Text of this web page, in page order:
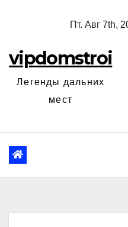
Пт. Авг 7th,
vipdomstroi
Легенды дальних
мест